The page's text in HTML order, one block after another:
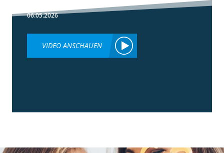
06.05.2026
VIDEO ANSCHAUEN